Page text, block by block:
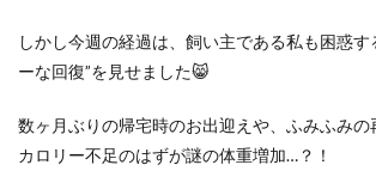
しかし今週の経過は、飼い主である私も困惑す
ーな回復”を見せました😸
数ヶ月ぶりの帰宅時のお出迎えや、ふみふみの
カロリー不足のはずが謎の体重増加…？！